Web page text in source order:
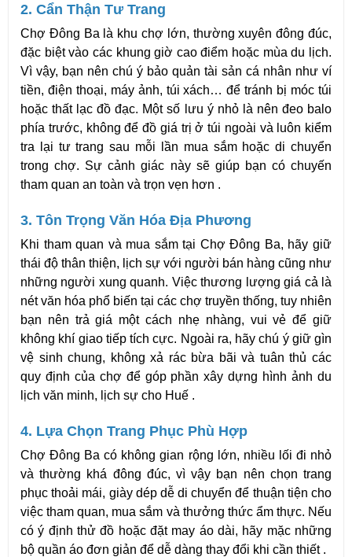
2. Cẩn Thận Tư Trang
Chợ Đông Ba là khu chợ lớn, thường xuyên đông đúc,
đặc biệt vào các khung giờ cao điểm hoặc mùa du lịch.
Vì vậy, bạn nên chú ý bảo quản tài sản cá nhân như ví
tiền, điện thoại, máy ảnh, túi xách… để tránh bị móc túi
hoặc thất lạc đồ đạc. Một số lưu ý nhỏ là nên đeo balo
phía trước, không để đồ giá trị ở túi ngoài và luôn kiểm
tra lại tư trang sau mỗi lần mua sắm hoặc di chuyển
trong chợ. Sự cảnh giác này sẽ giúp bạn có chuyến
tham quan an toàn và trọn vẹn hơn .
3. Tôn Trọng Văn Hóa Địa Phương
Khi tham quan và mua sắm tại Chợ Đông Ba, hãy giữ
thái độ thân thiện, lịch sự với người bán hàng cũng như
những người xung quanh. Việc thương lượng giá cả là
nét văn hóa phổ biến tại các chợ truyền thống, tuy nhiên
bạn nên trả giá một cách nhẹ nhàng, vui vẻ để giữ
không khí giao tiếp tích cực. Ngoài ra, hãy chú ý giữ gìn
vệ sinh chung, không xả rác bừa bãi và tuân thủ các
quy định của chợ để góp phần xây dựng hình ảnh du
lịch văn minh, lịch sự cho Huế .
4. Lựa Chọn Trang Phục Phù Hợp
Chợ Đông Ba có không gian rộng lớn, nhiều lối đi nhỏ
và thường khá đông đúc, vì vậy bạn nên chọn trang
phục thoải mái, giày dép dễ di chuyển để thuận tiện cho
việc tham quan, mua sắm và thưởng thức ẩm thực. Nếu
có ý định thử đồ hoặc đặt may áo dài, hãy mặc những
bộ quần áo đơn giản để dễ dàng thay đổi khi cần thiết .